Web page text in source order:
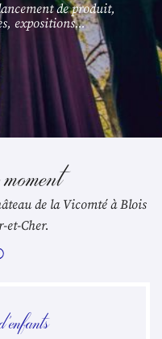
nos propositions commerciales à
désinscrire à tout moment en
de produit,
expositions...
de la Vicomté à Blois
et-Cher.